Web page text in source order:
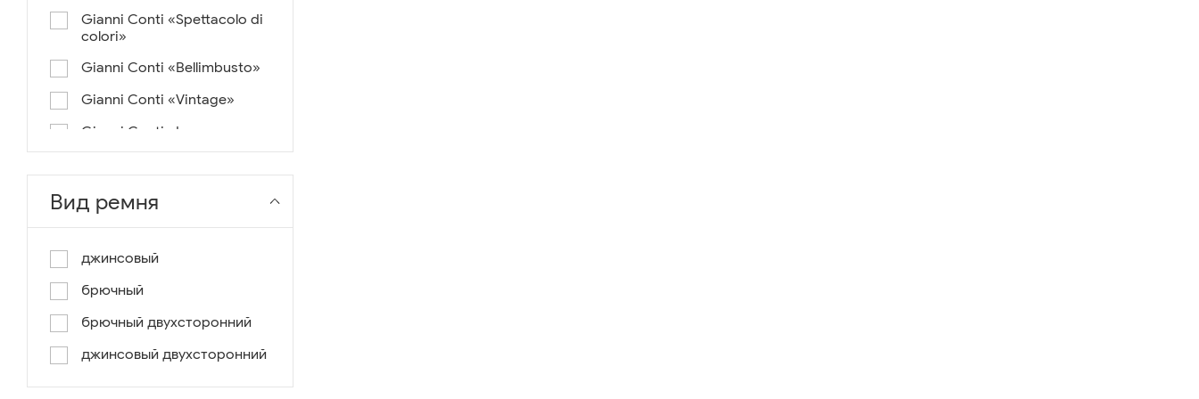
Gianni Conti «Spettacolo di
colori»
Gianni Conti «Bellimbusto»
Gianni Conti «Vintage»
Gianni Conti «Lusso e un
pochino di colore»
Gianni Conti «Antico»
Miguel Bellido «Melbourne»
Вид ремня
джинсовый
брючный
брючный двухсторонний
джинсовый двухсторонний